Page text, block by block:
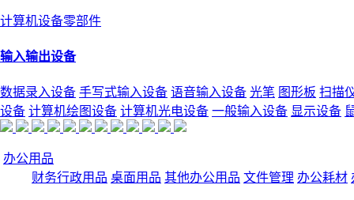
计算机设备零部件
输入输出设备
数据录入设备 手写式输入设备 语音输入设备 光笔 图形板 扫描
设备 计算机绘图设备 计算机光电设备 一般输入设备 显示设备
办公用品
财务行政用品 桌面用品 其他办公用品 文件管理 办公耗材